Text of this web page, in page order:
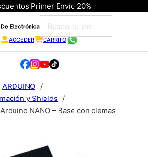
Primer Envío 20%
ACCEDER CARRITO
ARDUINO /
y Shields
/
NANO – Base con clemas